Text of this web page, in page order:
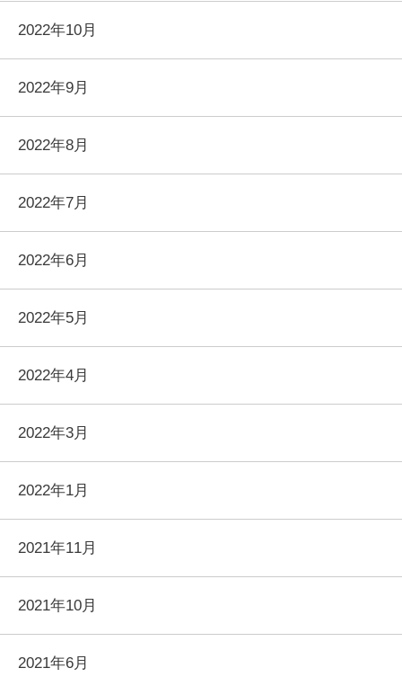
2022年10月
2022年9月
2022年8月
2022年7月
2022年6月
2022年5月
2022年4月
2022年3月
2022年1月
2021年11月
2021年10月
2021年6月